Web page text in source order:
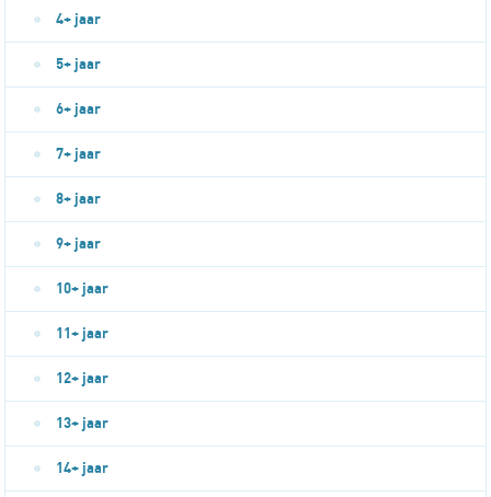
4+ jaar
5+ jaar
6+ jaar
7+ jaar
8+ jaar
9+ jaar
10+ jaar
11+ jaar
12+ jaar
13+ jaar
14+ jaar